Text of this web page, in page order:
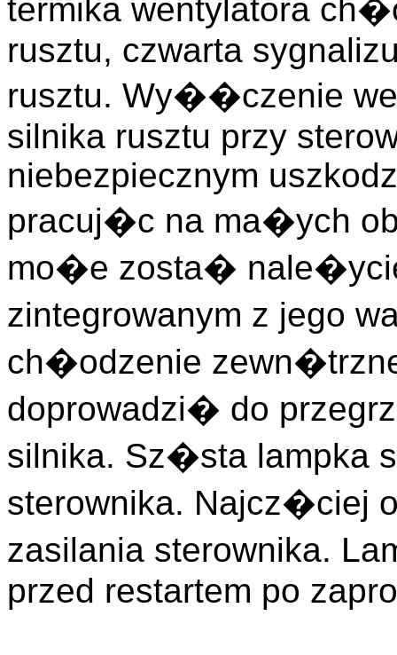
termika wentylatora
rusztu, czwarta
rusztu. Wy��czenie
silnika rusztu przy
niebezpiecznym
pracuj�c na ma�ych
mo�e zosta�
zintegrowanym z jego
ch�odzenie
doprowadzi� do
silnika. Sz�sta lampka
sterownika. Najcz�ciej
zasilania sterownika.
przed restartem po